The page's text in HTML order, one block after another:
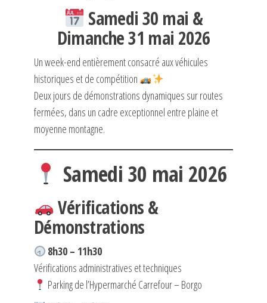
Samedi 30 mai &
Dimanche 31 mai 2026
Un week-end entièrement consacré aux véhicules
historiques et de compétition
Deux jours de démonstrations dynamiques sur routes
fermées, dans un cadre exceptionnel entre plaine et
moyenne montagne.
Samedi 30 mai 2026
Vérifications &
Démonstrations
8h30 – 11h30
Vérifications administratives et techniques
Parking de l’Hypermarché Carrefour – Borgo